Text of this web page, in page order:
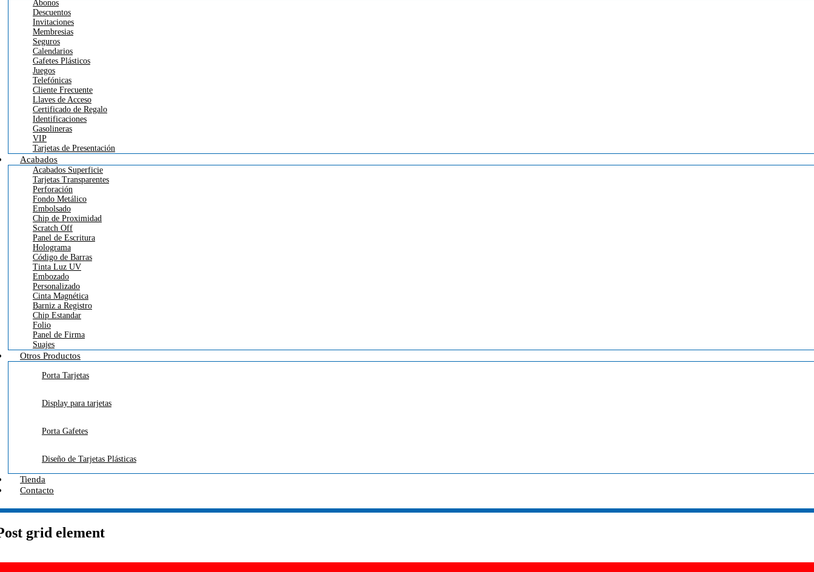
Abonos
Descuentos
Invitaciones
Membresias
Seguros
Calendarios
Gafetes Plásticos
Juegos
Telefónicas
Cliente Frecuente
Llaves de Acceso
Certificado de Regalo
Identificaciones
Gasolineras
VIP
Tarjetas de Presentación
Acabados
Acabados Superficie
Tarjetas Transparentes
Perforación
Fondo Metálico
Embolsado
Chip de Proximidad
Scratch Off
Panel de Escritura
Holograma
Código de Barras
Tinta Luz UV
Embozado
Personalizado
Cinta Magnética
Barniz a Registro
Chip Estandar
Folio
Panel de Firma
Suajes
Otros Productos
Porta Tarjetas
Display para tarjetas
Porta Gafetes
Diseño de Tarjetas Plásticas
Tienda
Contacto
grid element